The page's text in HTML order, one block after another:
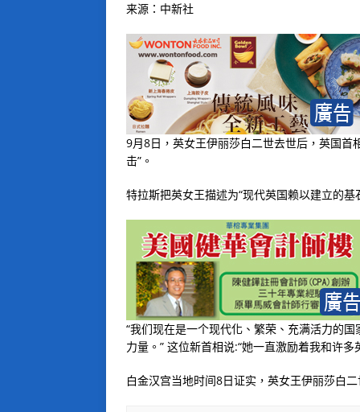
来源：中新社
9月8日，英女王伊丽莎白二世去世后，英国首
击”。
特拉斯把英女王描述为“现代英国赖以建立的基
“我们现在是一个现代化、繁荣、充满活力的
力量。” 这位新首相说:“她一直激励着我和许多
白金汉宫当地时间8日证实，英女王伊丽莎白